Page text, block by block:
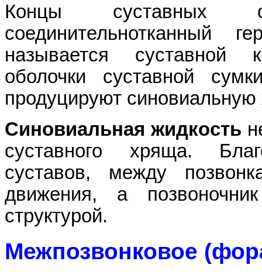
Концы суставных
соединительнотканный
называется суставной
оболочки суставной
продуцируют синовиальную
Синовиальная жидкость
суставного хряща.
суставов, между
движения, а
структурой.
Межпозвонковое